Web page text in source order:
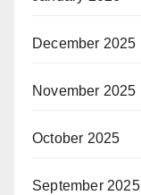
December 2025
November 2025
October 2025
September 2025